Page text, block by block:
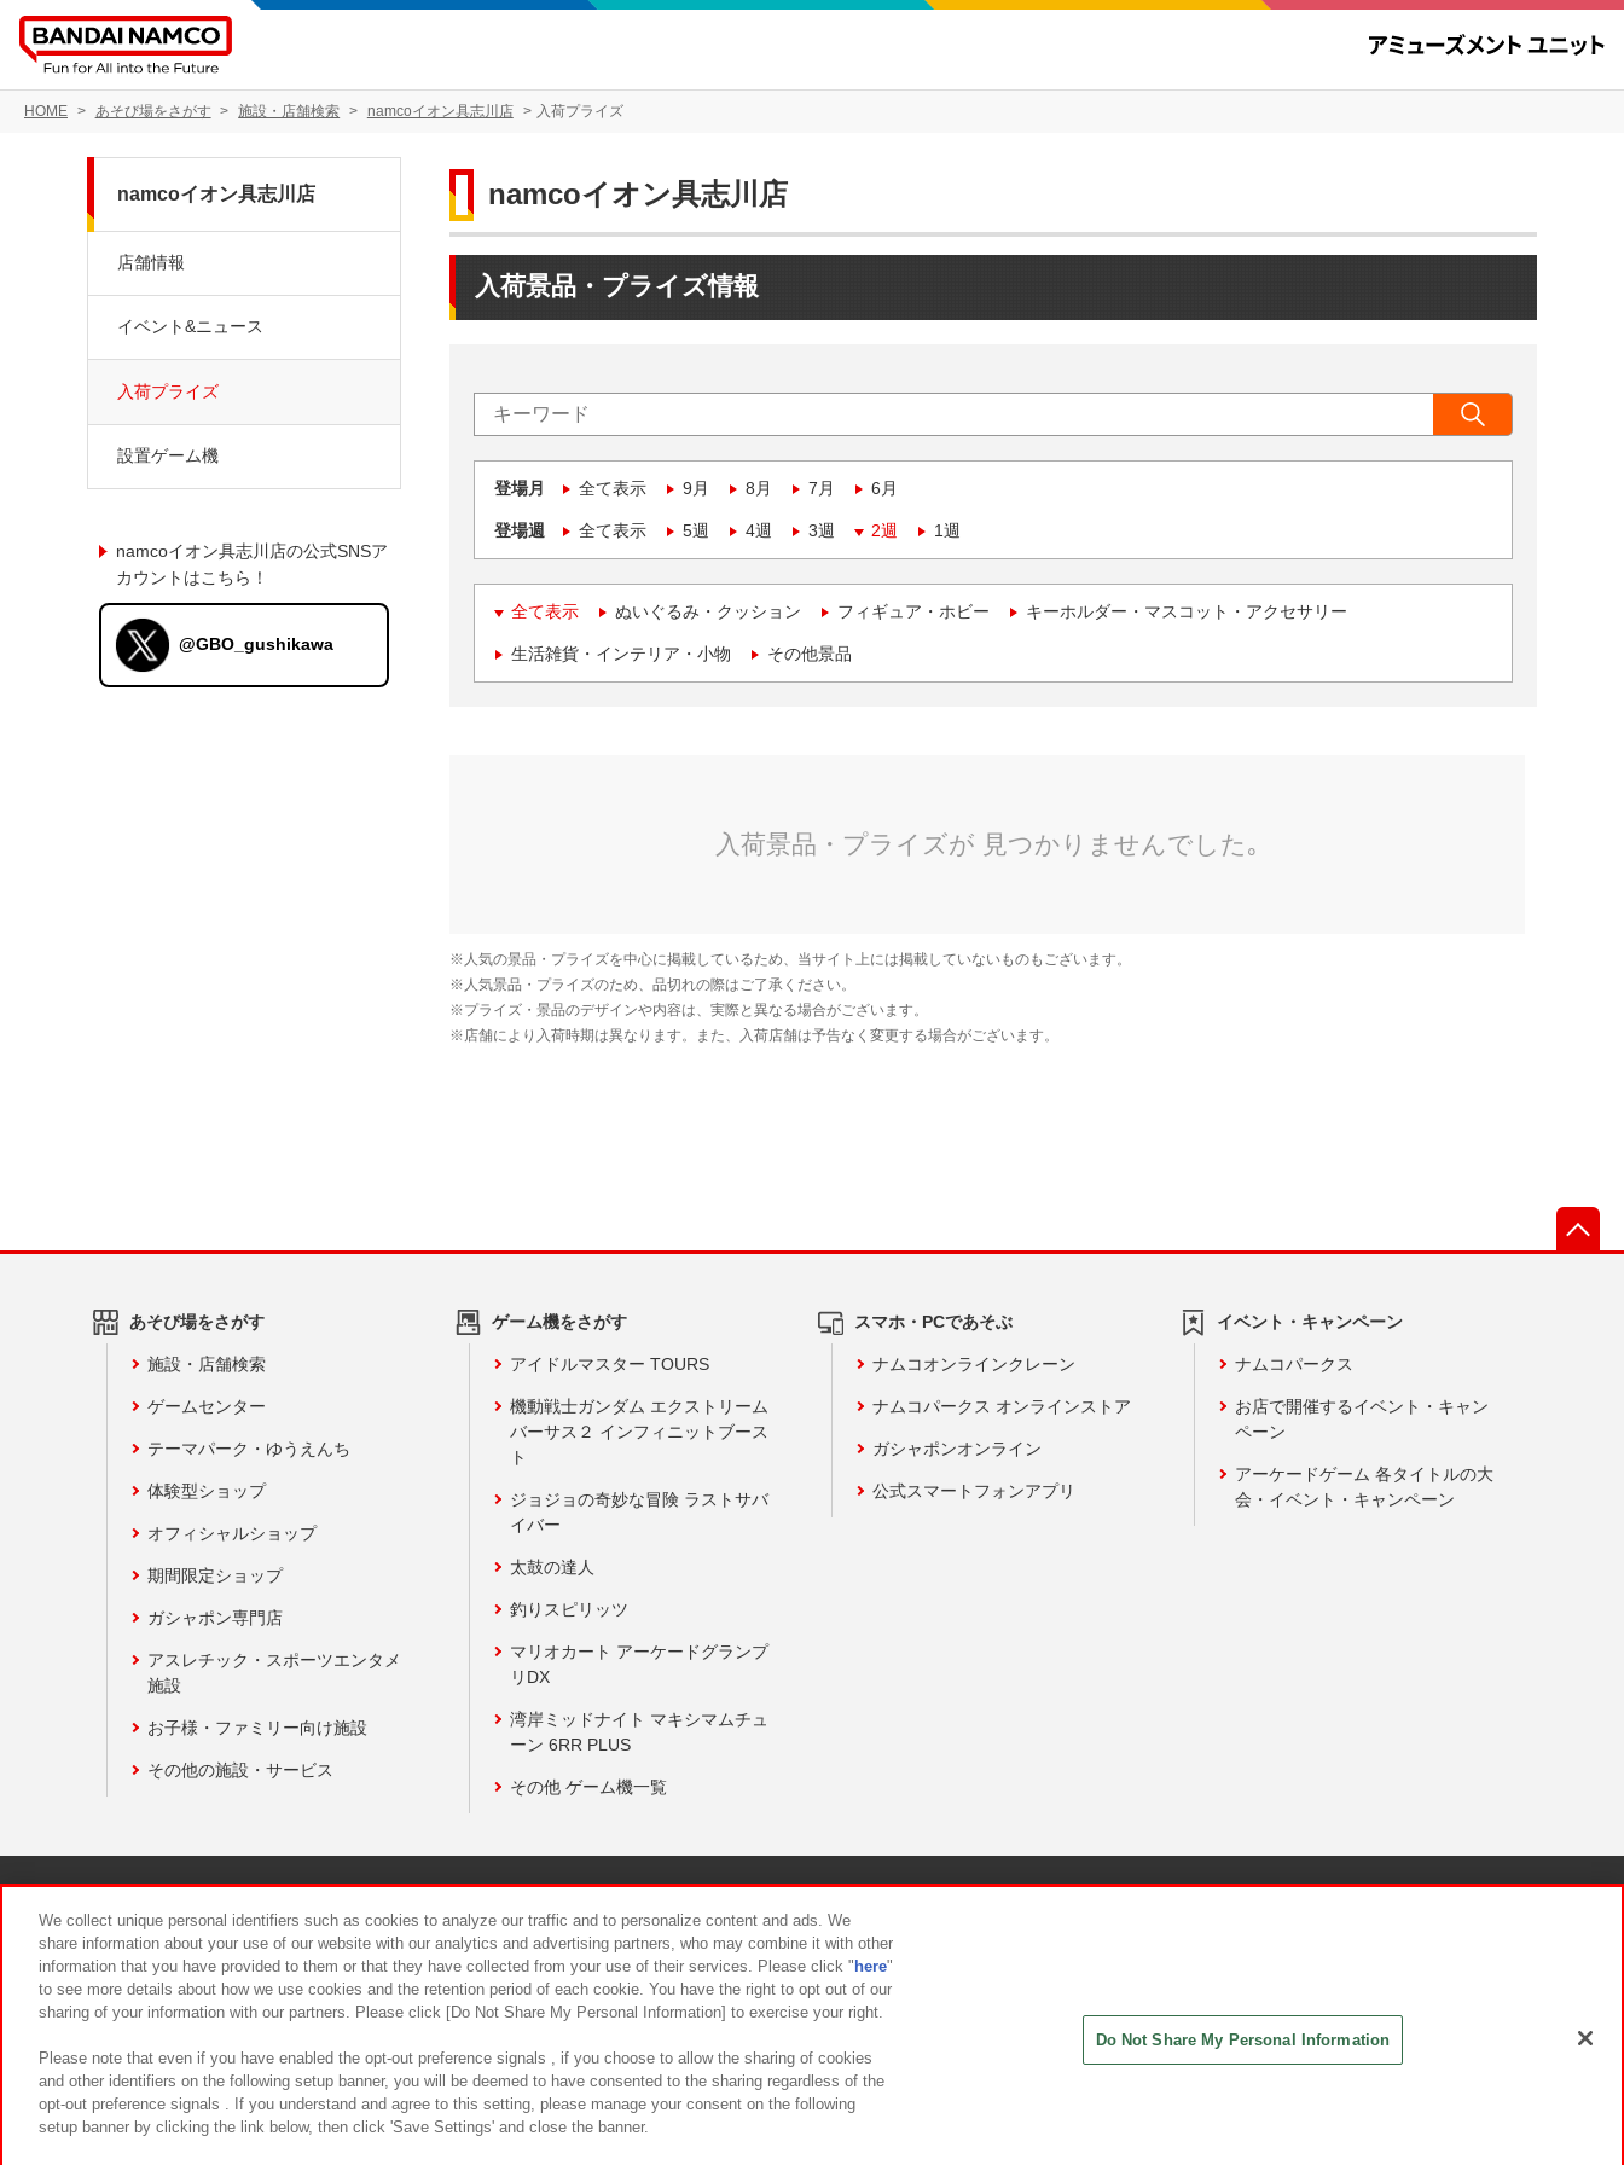
HOME あそび場をさがす 施設・店舗検索 namcoイオン具志川店 入荷プライズ
namcoイオン具志川店
入荷景品・プライズ情報
登場月 全て表示 9月 8月 7月 6月
登場週 全て表示 5週 4週 3週 2週 1週
全て表示 ぬいぐるみ・クッション フィギュア・ホビー キーホルダー・マスコット・アクセサリー
生活雑貨・インテリア・小物 その他景品
namcoイオン具志川店
店舗情報
イベント&ニュース
入荷プライズ
設置ゲーム機
namcoイオン具志川店の公式SNSア
カウントはこちら！
@GBO_gushikawa
あそび場をさがす
施設・店舗検索
ゲームセンター
テーマパーク・ゆうえんち
体験型ショップ
オフィシャルショップ
期間限定ショップ
ガシャポン専門店
アスレチック・スポーツエンタメ
施設
お子様・ファミリー向け施設
その他の施設・サービス
ゲーム機をさがす
アイドルマスター TOURS
機動戦士ガンダム エクストリーム
バーサス２ インフィニットブース
ト
ジョジョの奇妙な冒険 ラストサバ
イバー
太鼓の達人
釣りスピリッツ
マリオカート アーケードグランプ
リDX
湾岸ミッドナイト マキシマムチュ
ーン 6RR PLUS
その他 ゲーム機一覧
スマホ・PCであそぶ
ナムコオンラインクレーン
ナムコパークス オンラインストア
ガシャポンオンライン
公式スマートフォンアプリ
イベント・キャンペーン
ナムコパークス
お店で開催するイベント・キャン
ペーン
アーケードゲーム 各タイトルの大
会・イベント・キャンペーン
食品のご提供について カスタマーハラスメント対応方針
We collect unique personal identifiers such as cookies to analyze our traffic and to personalize content and ads. We
share information about your use of our website with our analytics and advertising partners, who may combine it with other
information that you have provided to them or that they have collected from your use of their services. Please click " here"
to see more details about how we use cookies and the retention period of each cookie. You have the right to opt out of our
sharing of your information with our partners. Please click [Do Not Share My Personal Information] to exercise your right.
Please note that even if you have enabled the opt-out preference signals , if you choose to allow the sharing of cookies
and other identifiers on the following setup banner, you will be deemed to have consented to the sharing regardless of the
opt-out preference signals . If you understand and agree to this setting, please manage your consent on the following
setup banner by clicking the link below, then click 'Save Settings' and close the banner.
Do Not Share My Personal Information